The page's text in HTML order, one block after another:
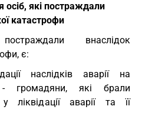
осіб, які постраждали
катастрофи
внаслідок
є:
наслідків аварії на
- громадяни, які брали
ліквідації аварії та її